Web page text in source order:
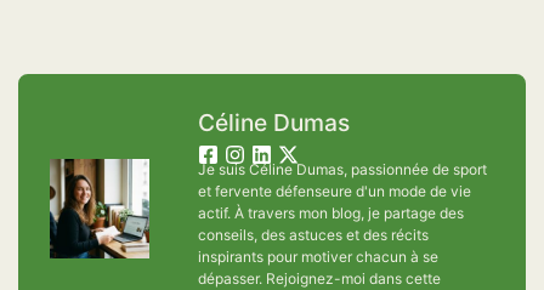
Céline Dumas
Je suis Céline Dumas, passionnée de sport
et fervente défenseure d'un mode de vie
actif. À travers mon blog, je partage des
conseils, des astuces et des récits
inspirants pour motiver chacun à se
dépasser. Rejoignez-moi dans cette